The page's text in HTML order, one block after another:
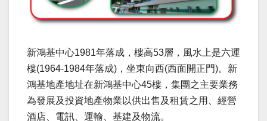
新鴻基中心1981年落成，樓高53層，風水上是六運
樓(1964-1984年落成)，坐東向西(西面開正門)。新
鴻基地產地址在新鴻基中心45樓，集團之主要業務
為發展及投資地產物業以供出售及租賃之用、經營
酒店、電訊、運輸、基建及物流。